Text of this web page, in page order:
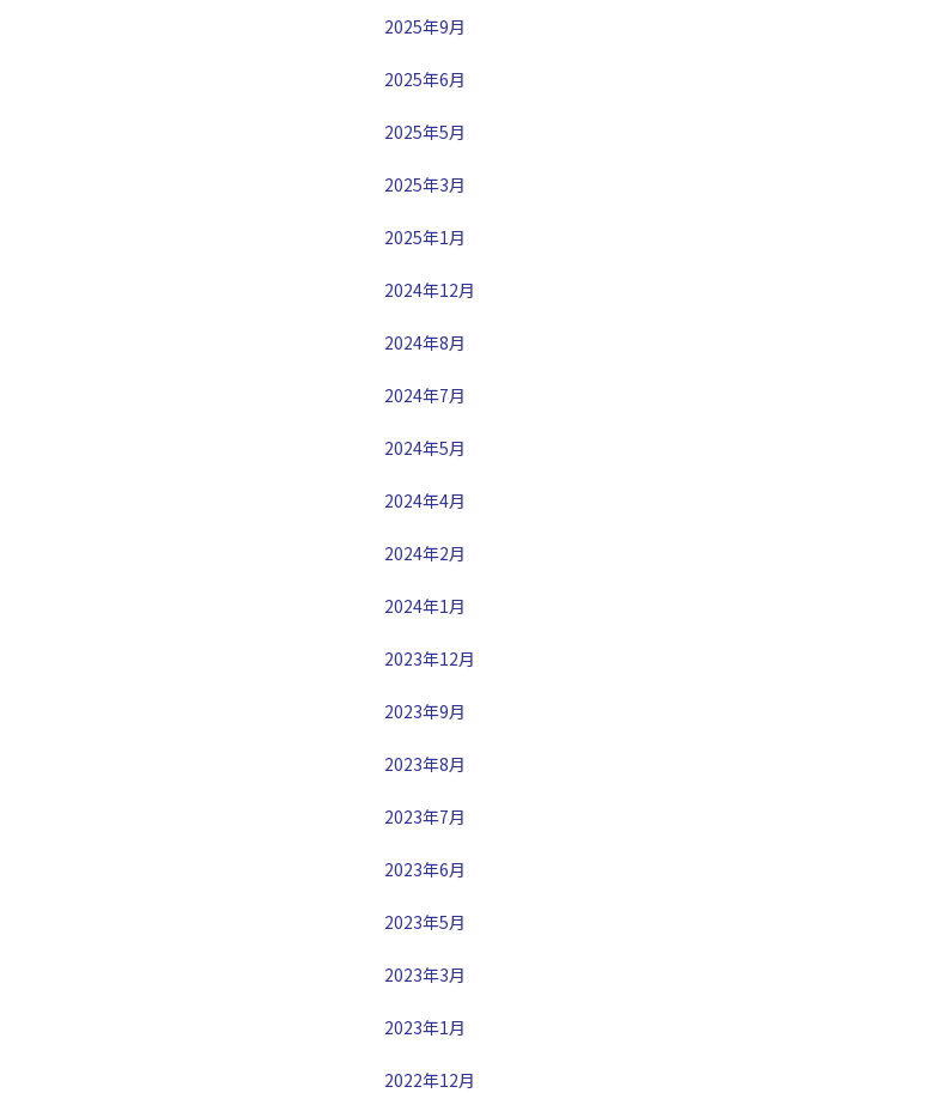
2025年9月
2025年6月
2025年5月
2025年3月
2025年1月
2024年12月
2024年8月
2024年7月
2024年5月
2024年4月
2024年2月
2024年1月
2023年12月
2023年9月
2023年8月
2023年7月
2023年6月
2023年5月
2023年3月
2023年1月
2022年12月